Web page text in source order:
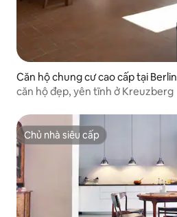
Căn hộ chung cư cao cấp tại Berlin
căn hộ đẹp, yên tĩnh ở Kreuzberg
Chủ nhà siêu cấp
Chủ nhà siêu cấp